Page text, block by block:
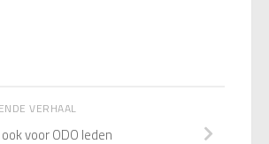
VERHAAL
voor ODO leden